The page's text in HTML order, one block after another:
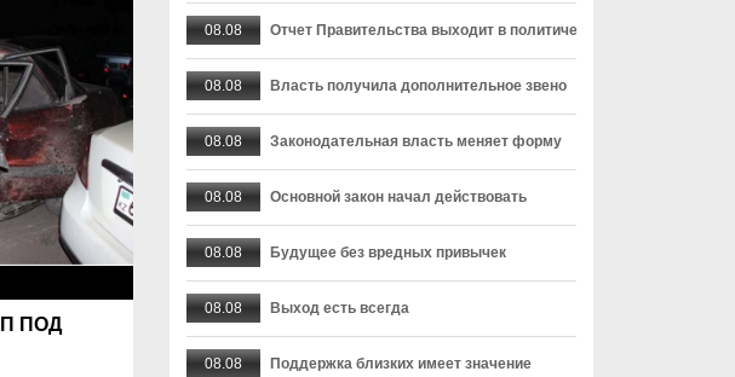
ПОД
08.08 Отчет Правительства выходит в политическую плоскость
08.08 Власть получила дополнительное звено
08.08 Законодательная власть меняет форму
08.08 Основной закон начал действовать
08.08 Будущее без вредных привычек
08.08 Выход есть всегда
08.08 Поддержка близких имеет значение